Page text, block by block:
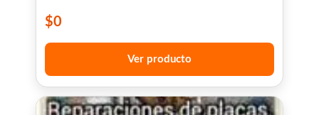
$0
Ver producto